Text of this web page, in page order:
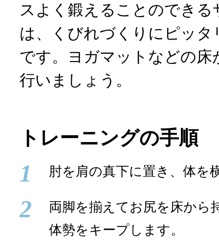
スよく鍛えることのでき
は、くびれづくりにピッ
です。ヨガマットなどの床
行いましょう。
トレーニングの手順
1 肘を肩の真下に置き、体を
2
両脚を揃えてお尻を床から
体勢をキープします。